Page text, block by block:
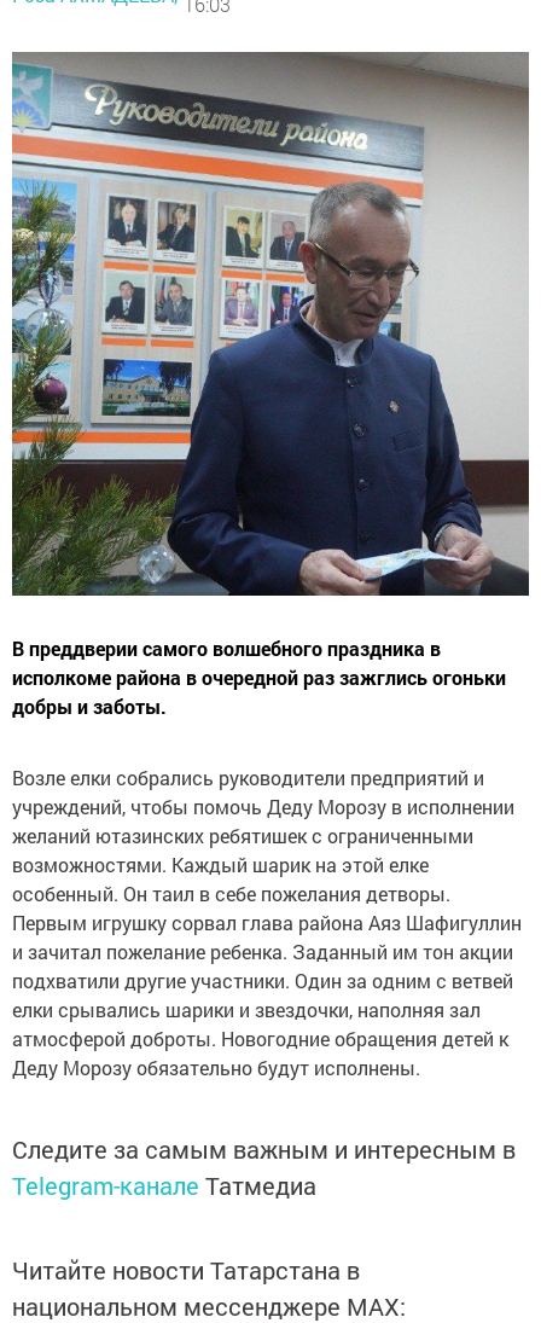
В преддверии самого волшебного праздника в
исполкоме района в очередной раз зажглись огоньки
добры и заботы.
Возле елки собрались руководители предприятий и
учреждений, чтобы помочь Деду Морозу в исполнении
желаний ютазинских ребятишек с ограниченными
возможностями. Каждый шарик на этой елке
особенный. Он таил в себе пожелания детворы.
Первым игрушку сорвал глава района Аяз Шафигуллин
и зачитал пожелание ребенка. Заданный им тон акции
подхватили другие участники. Один за одним с ветвей
елки срывались шарики и звездочки, наполняя зал
атмосферой доброты. Новогодние обращения детей к
Деду Морозу обязательно будут исполнены.
Следите за самым важным и интересным в
Telegram-канале Татмедиа
Читайте новости Татарстана в
национальном мессенджере MАХ: